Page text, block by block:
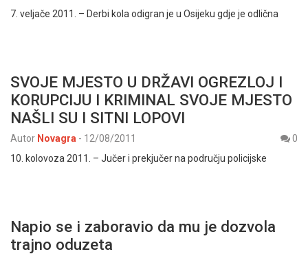
7. veljače 2011. – Derbi kola odigran je u Osijeku gdje je odlična
SVOJE MJESTO U DRŽAVI OGREZLOJ I
KORUPCIJU I KRIMINAL SVOJE MJESTO
NAŠLI SU I SITNI LOPOVI
Autor Novagra - 12/08/2011
0
10. kolovoza 2011. – Jučer i prekjučer na području policijske
Napio se i zaboravio da mu je dozvola
trajno oduzeta